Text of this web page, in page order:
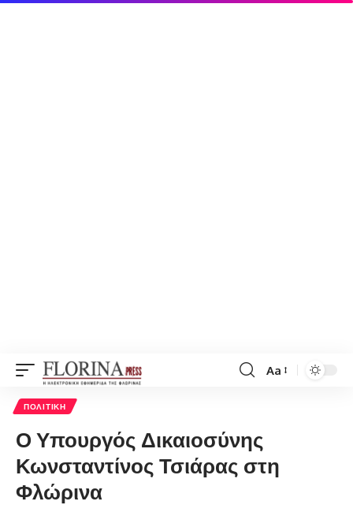
Font
Aa
ΠΟΛΙΤΙΚΉ
Ο Υπουργός Δικαιοσύνης
Κωνσταντίνος Τσιάρας στη
Φλώρινα